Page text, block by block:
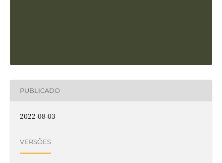
PUBLICADO
2022-08-03
VERSÕES